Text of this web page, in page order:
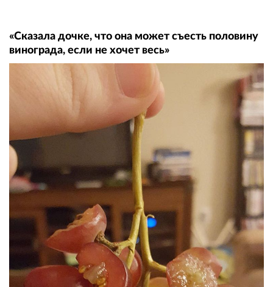
«Сказала дочке, что она может съесть половину
винограда, если не хочет весь»